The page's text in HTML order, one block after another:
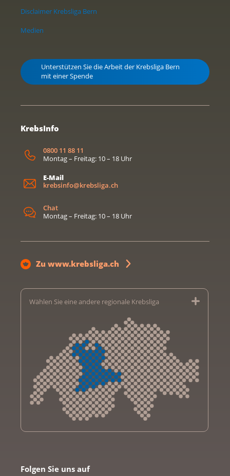
Disclaimer Krebsliga Bern
Medien
Unterstützen Sie die Arbeit der Krebsliga Bern
mit einer Spende
KrebsInfo
0800 11 88 11
Montag – Freitag: 10 – 18 Uhr
E-Mail
krebsinfo@krebsliga.ch
Chat
Montag – Freitag: 10 – 18 Uhr
Zu www.krebsliga.ch
Wählen Sie eine andere regionale Krebsliga
Krebsliga Bern
Folgen Sie uns auf